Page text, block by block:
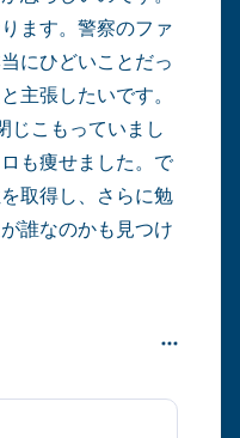
ます。警察のファ
にひどいことだっ
主張したいです。
じこもっていまし
も痩せました。で
取得し、さらに勉
誰なのかも見つけ